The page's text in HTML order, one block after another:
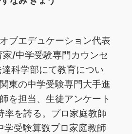
ブエデュケーション代表
/中学受験専門カウンセ
科学部にて教育につい
東の中学受験専門大手進
を担当、生徒アンケート
率を誇る。プロ家庭教師
学受験算数プロ家庭教師